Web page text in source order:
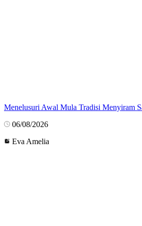
Menelusuri Awal Mula Tradisi Menyiram
06/08/2026
Eva Amelia